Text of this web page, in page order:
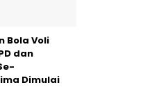
Bola Voli
dan
Dimulai